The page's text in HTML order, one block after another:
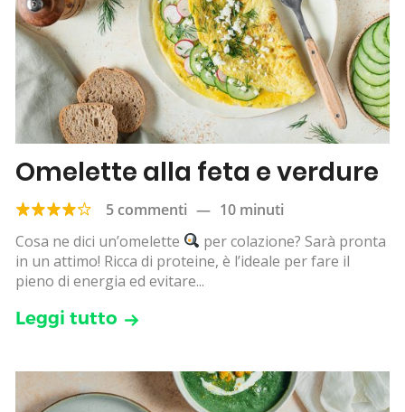
Omelette alla feta e verdure
5 commenti — 10 minuti
Cosa ne dici un’omelette
per colazione? Sarà pronta
in un attimo! Ricca di proteine, è l’ideale per fare il
pieno di energia ed evitare...
Leggi tutto